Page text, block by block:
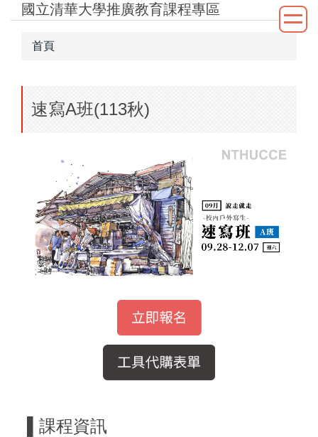
國立清華大學推廣教育課程專區
首頁
速寫A班(113秋)
▌課程資訊